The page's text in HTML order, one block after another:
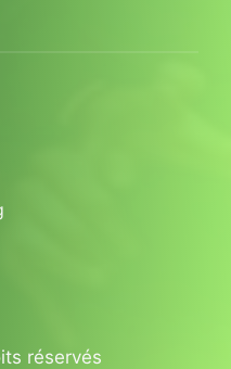
réservés